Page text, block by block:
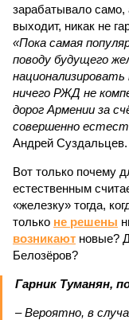
зарабатывало само,
выходит, никак не
«Пока самая
поводу будущего
ничего РЖД не
дорог Армении за
совершенно
Андрей Суздальцев.
Вот только почему
естественным
«железку» тогда,
только не решены
возникают новые?
Белозёров?
Гарник Туманян,
– Вероятно, в